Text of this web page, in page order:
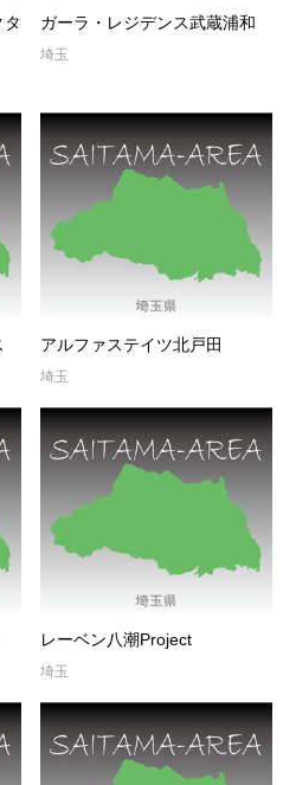
ガーラ・レジデンス武蔵浦和
埼玉
アルファステイツ北戸田
埼玉
レーベン八潮Project
埼玉